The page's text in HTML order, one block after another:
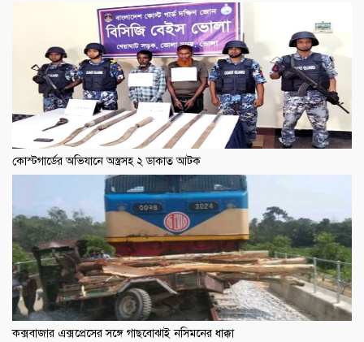
কোস্টগার্ডের অভিযানে অস্ত্রসহ ২ ডাকাত আটক
কক্সবাজার এক্সপ্রেসের সঙ্গে গাছবোঝাই নসিমনের ধাক্কা